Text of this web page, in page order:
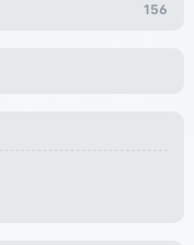
156